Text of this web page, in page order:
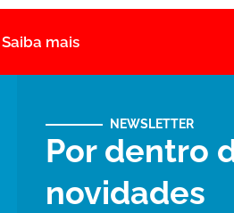
Saiba mais
NEWSLETTER
Por dentro
novidades